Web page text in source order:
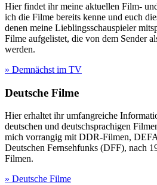
Hier findet ihr meine aktuellen Film-
ich die Filme bereits kenne und euch
denen meine Lieblingsschauspieler
Filme aufgelistet, die von dem Sender
werden.
» Demnächst im TV
Deutsche Filme
Hier erhaltet ihr umfangreiche
deutschen und deutschsprachigen
mich vorrangig mit DDR-Filmen,
Deutschen Fernsehfunks (DFF), nach
Filmen.
» Deutsche Filme